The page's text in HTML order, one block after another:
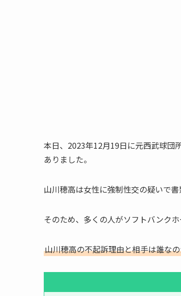
本日、2023年12月19日に元西武球団
ありました。
山川穂高は女性に強制性交の疑いで書
そのため、多くの人がソフトバンク
山川穂高の不起訴理由と相手は誰な